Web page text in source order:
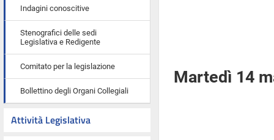
Indagini conoscitive
Stenografici delle sedi
Legislativa e Redigente
Comitato per la legislazione
Bollettino degli Organi Collegiali
Attività Legislativa
Martedì 14